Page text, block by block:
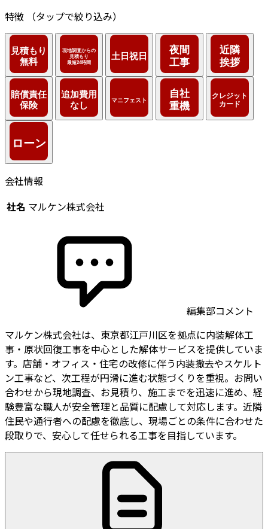
特徴
（タップで絞り込み）
会社情報
社名 マルケン株式会社
編集部コメント
マルケン株式会社は、東京都江戸川区を拠点に内装解体工
事・原状回復工事を中心とした解体サービスを提供していま
す。店舗・オフィス・住宅の改修に伴う内装撤去やスケルト
ン工事など、次工程が円滑に進む状態づくりを重視。お問い
合わせから現地調査、お見積り、施工までを迅速に進め、経
験豊富な職人が安全管理と品質に配慮して対応します。近隣
住民や通行者への配慮を徹底し、現場ごとの条件に合わせた
段取りで、安心して任せられる工事を目指しています。